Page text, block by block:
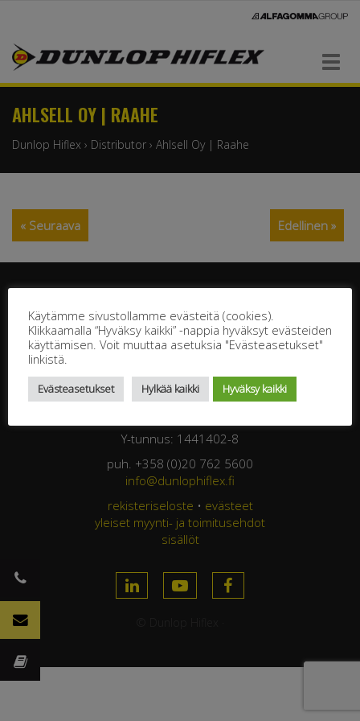
Navigaatio
AHLSELL OY | RAAHE
Dunlop Hiflex › Distributor › Ahlsell Oy | Raahe
Edellinen »
« Seuraava
DUNLOP HIFLEX OY
Jasperintie 320
33960 Pirkkala
Y-tunnus: 1441402-8
puh. +358 (0)20 762 5600
info@dunlophiflex.fi
rekisteriseloste • evästeet
yleiset myynti- ja toimitusehdot
sisällöt
Käytämme sivustollamme evästeitä (cookies).
Klikkaamalla “Hyväksy kaikki” -nappia hyväksyt evästeiden
käyttämisen. Voit muuttaa asetuksia "Evästeasetukset"
linkistä.
Evästeasetukset Hylkää kaikki Hyväksy kaikki